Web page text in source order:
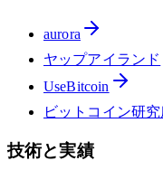
aurora
ヤップアイランド
UseBitcoin
ビットコイン研
技術と実績